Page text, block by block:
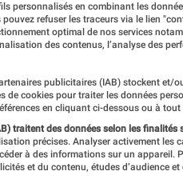
personnalisés en combinant les
refuser les traceurs via le lien
optimal de nos services
des contenus, l’analyse des
publicitaires (IAB) stockent et/
de cookies pour traiter les données
en cliquant ci-dessous ou à
traitent des données selon les finalités
précises. Analyser activement les
à des informations sur un appareil.
et du contenu, études d’audience